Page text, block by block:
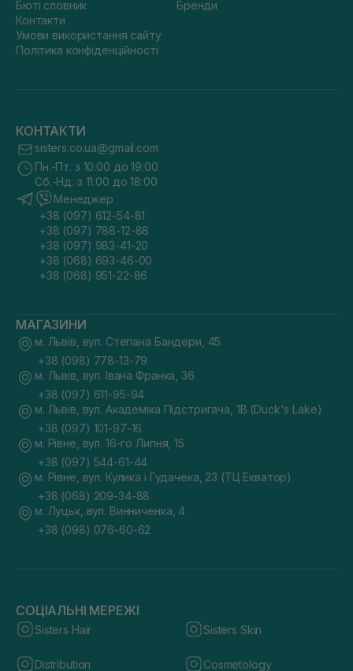
Бюті словник
Контакти
Умови використання сайту
Політика конфіденційності
Бренди
КОНТАКТИ
sisters.co.ua@gmail.com
Пн.-Пт. з 10:00 до 19:00
Сб.-Нд. з 11:00 до 18:00
Менеджер
+38 (097) 612-54-81
+38 (097) 788-12-88
+38 (097) 983-41-20
+38 (068) 693-46-00
+38 (068) 951-22-86
МАГАЗИНИ
м. Львів, вул. Степана Бандери, 45
+38 (098) 778-13-79
м. Львів, вул. Івана Франка, 36
+38 (097) 611-95-94
м. Львів, вул. Академіка Підстригача, 1В (Duck's Lake)
+38 (097) 101-97-16
м. Рівне, вул. 16-го Липня, 15
+38 (097) 544-61-44
м. Рівне, вул. Кулика і Гудачека, 23 (ТЦ Екватор)
+38 (068) 209-34-88
м. Луцьк, вул. Винниченка, 4
+38 (098) 076-60-62
СОЦІАЛЬНІ МЕРЕЖІ
Sisters Hair Sisters Skin
Distribution Cosmetology